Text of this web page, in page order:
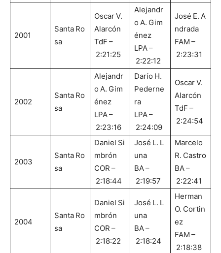
2001
Santa Ro
sa
Oscar V.
Alarcón
TdF –
2:21:25
Alejandr
o A. Gim
énez
LPA –
2:22:12
José E. A
ndrada
FAM –
2:23:31
2002
Santa Ro
sa
Alejandr
o A. Gim
énez
LPA –
2:23:16
Darío H.
Pederne
ra
LPA –
2:24:09
Oscar V.
Alarcón
TdF –
2:24:54
2003
Santa Ro
sa
Daniel Si
mbrón
COR –
2:18:44
José L. L
una
BA –
2:19:57
Marcelo
R. Castro
BA –
2:22:41
2004
Santa Ro
sa
Daniel Si
mbrón
COR –
2:18:22
José L. L
una
BA –
2:18:24
Herman
O. Cortin
ez
FAM –
2:18:38